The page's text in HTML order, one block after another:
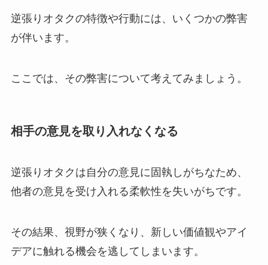
逆張りオタクの特徴や行動には、いくつかの弊害
が伴います。
ここでは、その弊害について考えてみましょう。
相手の意見を取り入れなくなる
逆張りオタクは自分の意見に固執しがちなため、
他者の意見を受け入れる柔軟性を失いがちです。
その結果、視野が狭くなり、新しい価値観やアイ
デアに触れる機会を逃してしまいます。